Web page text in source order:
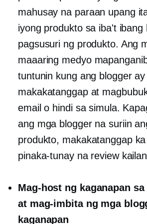
mahusay na paraan upang
iyong produkto sa iba't ibang
pagsusuri ng produkto. Ang
maaaring medyo
tuntunin kung ang blogger ay
makakatanggap at
email o hindi sa simula.
ang mga blogger na suriin
produkto, makakatanggap
pinaka-tunay na review
Mag-host ng kaganapan
at mag-imbita ng mga
kaganapan